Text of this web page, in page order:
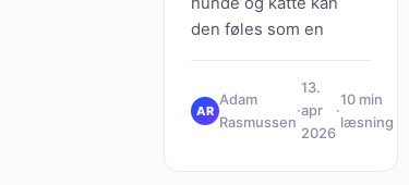
den føles som en
krise”, hvor lugte,
rutiner og…
AR
Adam
Rasmussen
·
13.
apr
2026
·
10 min
læsning